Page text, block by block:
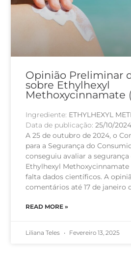
Opinião Preliminar
sobre Ethylhexyl
Methoxycinnamate
Ingrediente: ETHYLHEXYL
Data de publicação:25/10/2024
A 25 de outubro de 2024, o
para a Segurança do
conseguiu avaliar a
Ethylhexyl Methoxycinnamate
falta dados científicos. A
comentários até 17 de janeiro
READ MORE »
Liliana Teles Fevereiro 13, 2025